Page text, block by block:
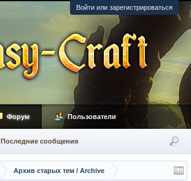
Войти или зарегистрироваться
Архив старых тем / Archive
Форум
Последние сообщения
Пользователи